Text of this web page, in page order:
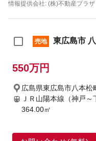
情報提供会社: (株)不動産プラザ
売地 東広島市
550万円
広島県東広島市八本松
ＪＲ山陽本線（神戸
364.00㎡